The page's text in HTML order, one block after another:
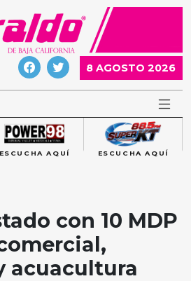
8 AGOSTO 2026
ESCUCHA AQUÍ ESCUCHA AQUÍ
con 10 MDP
acuacultura